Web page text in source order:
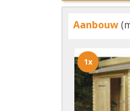
Aanbouw
1x